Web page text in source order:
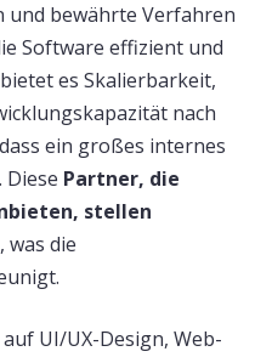
bewährte Verfahren
Software effizient und
es Skalierbarkeit,
nach
ein großes internes
Diese Partner, die
stellen
, was die
UI/UX-Design, Web-